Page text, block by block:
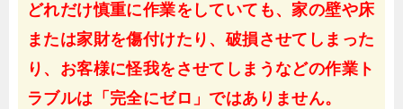
どれだけ慎重に作業をしていても、家の壁や床
または家財を傷付けたり、破損させてしまった
り、お客様に怪我をさせてしまうなどの作業ト
ラブルは「完全にゼロ」ではありません。